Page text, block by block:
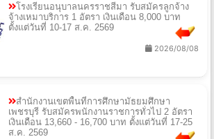
โรงเรียนอนุบาลนครราชสีมา รับสมัครลูกจ้าง
จ้างเหมาบริการ 1 อัตรา เงินเดือน 8,000 บาท
ตั้งแต่วันที่ 10-17 ส.ค. 2569
2026/08/08
สำนักงานเขตพื้นที่การศึกษามัธยมศึกษา
เพชรบุรี รับสมัครพนักงานราชการทั่วไป 2 อัตรา
เงินเดือน 13,660 - 16,700 บาท ตั้งแต่วันที่ 17-25
ส.ค. 2569